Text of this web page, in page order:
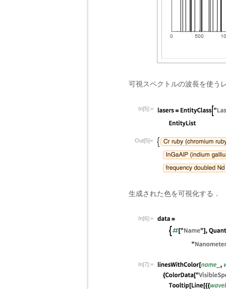
可視スペクトルの波長を使う
In[5]:=
Out[5]=
生成された色を可視化する．
In[6]:=
In[7]:=